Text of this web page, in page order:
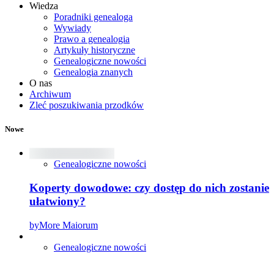
Wiedza
Poradniki genealoga
Wywiady
Prawo a genealogia
Artykuły historyczne
Genealogiczne nowości
Genealogia znanych
O nas
Archiwum
Zleć poszukiwania przodków
Nowe
Genealogiczne nowości
Koperty dowodowe: czy dostęp do nich zostanie
ułatwiony?
byMore Maiorum
Genealogiczne nowości